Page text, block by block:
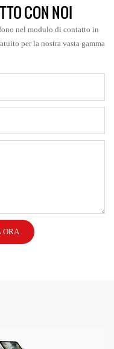
CON NOI
nel modulo di contatto in
per la nostra vasta gamma
ORA